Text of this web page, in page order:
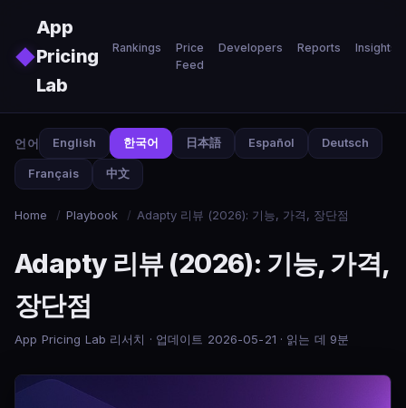
◆
App
Pricing
Lab
Rankings
Price
Feed
Developers Reports Insights
언어 English 한국어 日本語 Español Deutsch
Français 中文
Home / Playbook / Adapty 리뷰 (2026): 기능, 가격, 장단점
Adapty 리뷰 (2026): 기능, 가격,
장단점
App Pricing Lab 리서치 · 업데이트 2026-05-21 · 읽는 데 9분